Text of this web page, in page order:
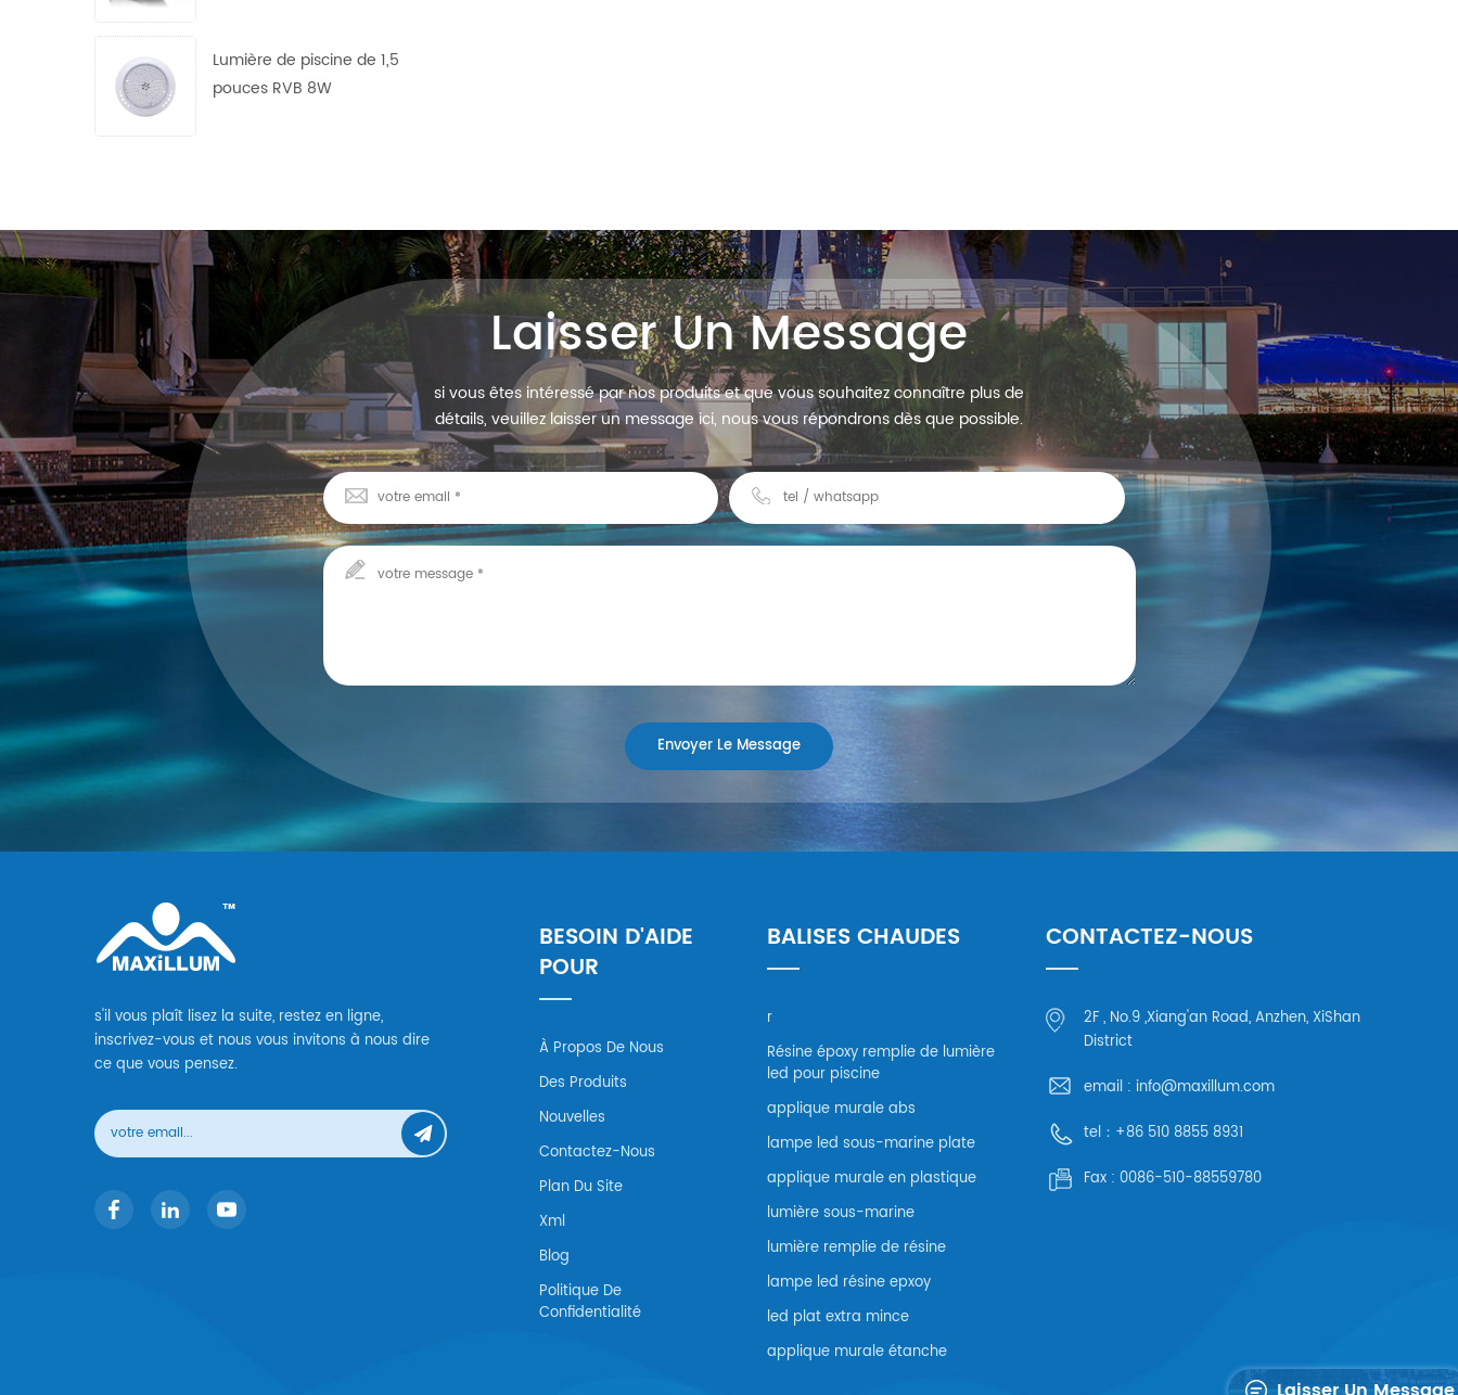
Lumière de piscine de 1,5
pouces RVB 8W
Laisser Un Message
si vous êtes intéressé par nos produits et que vous souhaitez connaître plus de
détails, veuillez laisser un message ici, nous vous répondrons dès que possible.
s'il vous plaît lisez la suite, restez en ligne,
inscrivez-vous et nous vous invitons à nous dire
ce que vous pensez.
BESOIN D'AIDE
POUR
À Propos De Nous
Des Produits
Nouvelles
Contactez-Nous
Plan Du Site
Xml
Blog
Politique De
Confidentialité
BALISES CHAUDES
r
Résine époxy remplie de lumière
led pour piscine
applique murale abs
lampe led sous-marine plate
applique murale en plastique
lumière sous-marine
lumière remplie de résine
lampe led résine epxoy
led plat extra mince
applique murale étanche
CONTACTEZ-NOUS
2F , No.9 ,Xiang'an Road, Anzhen, XiShan
District
email : info@maxillum.com
tel： +86 510 8855 8931
Fax :0086-510-88559780